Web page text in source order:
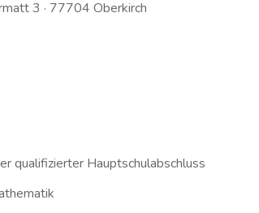
3 · 77704 Oberkirch
qualifizierter Hauptschulabschluss